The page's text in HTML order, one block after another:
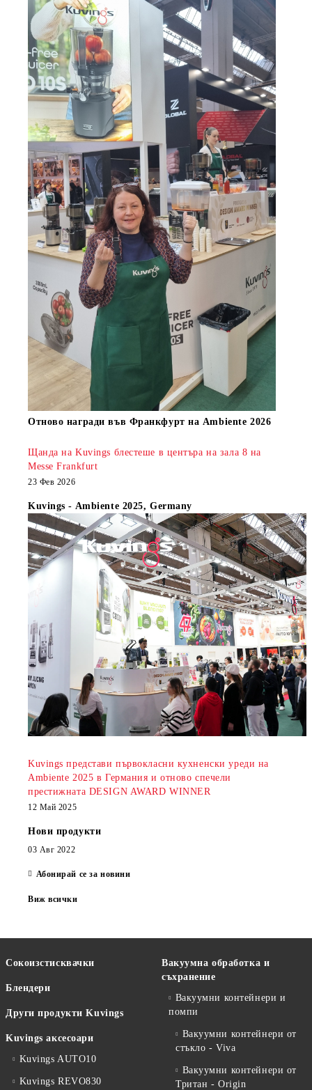
Oтново награди във Франкфурт на Ambiente 2026
Щанда на Kuvings блестеше в центъра на зала 8 на
Messe Frankfurt
23 Фев 2026
Kuvings - Ambiente 2025, Germany
Kuvings представи първокласни кухненски уреди на
Ambiente 2025 в Германия и отново спечели
престижната DESIGN AWARD WINNER
12 Май 2025
Нови продукти
03 Авг 2022
Абонирай се за новини
Виж всички
Сокоизстисквачки
Блендери
Други продукти Kuvings
Kuvings аксесоари
Kuvings AUTO10
Kuvings REVO830
Вакуумна обработка и
съхранение
Вакуумни контейнери и
помпи
Вакуумни контейнери от
стъкло - Viva
Вакуумни контейнери от
Тритан - Origin